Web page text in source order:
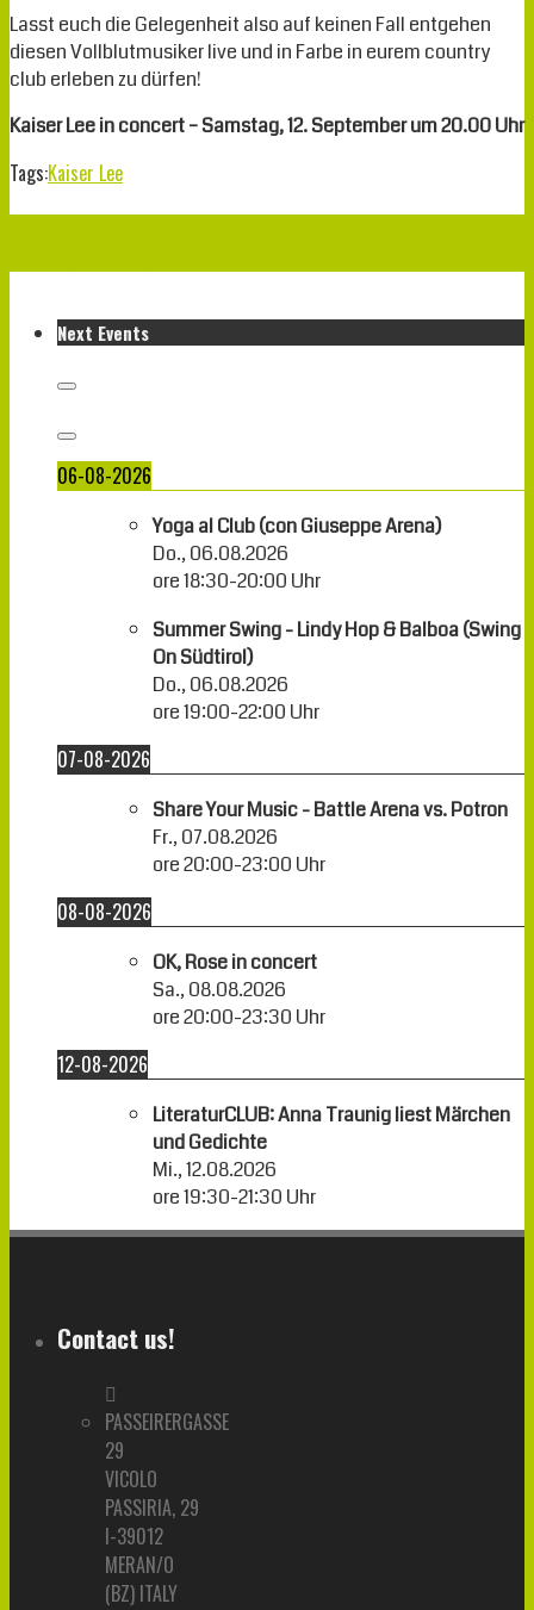
Lasst euch die Gelegenheit also auf keinen Fall entgehen
diesen Vollblutmusiker live und in Farbe in eurem country
club erleben zu dürfen!
Kaiser Lee in concert – Samstag, 12. September um 20.00 Uhr
Tags:Kaiser Lee
Next Events
06-08-2026
Yoga al Club (con Giuseppe Arena)
Do., 06.08.2026
ore18:30-20:00 Uhr
Summer Swing - Lindy Hop & Balboa (Swing
On Südtirol)
Do., 06.08.2026
ore19:00-22:00 Uhr
07-08-2026
Share Your Music - Battle Arena vs. Potron
Fr., 07.08.2026
ore20:00-23:00 Uhr
08-08-2026
OK, Rose in concert
Sa., 08.08.2026
ore20:00-23:30 Uhr
12-08-2026
LiteraturCLUB: Anna Traunig liest Märchen
und Gedichte
Mi., 12.08.2026
ore19:30-21:30 Uhr
Contact us!
PASSEIRERGASSE
29
VICOLO
PASSIRIA, 29
I-39012
MERAN/O
(BZ) ITALY